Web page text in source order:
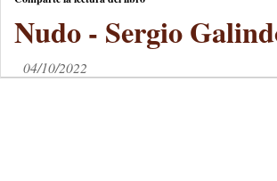
Nudo - Sergio
04/10/2022